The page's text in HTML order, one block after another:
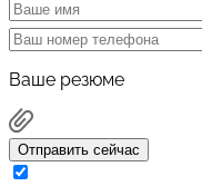
Ваше резюме
Отправить сейчас